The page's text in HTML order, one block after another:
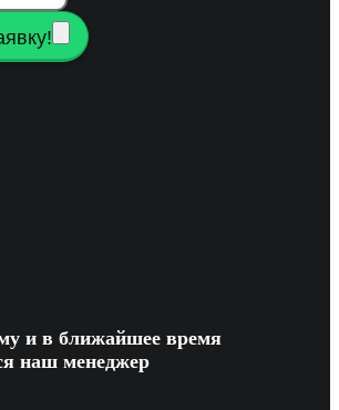
и в ближайшее время
наш менеджер